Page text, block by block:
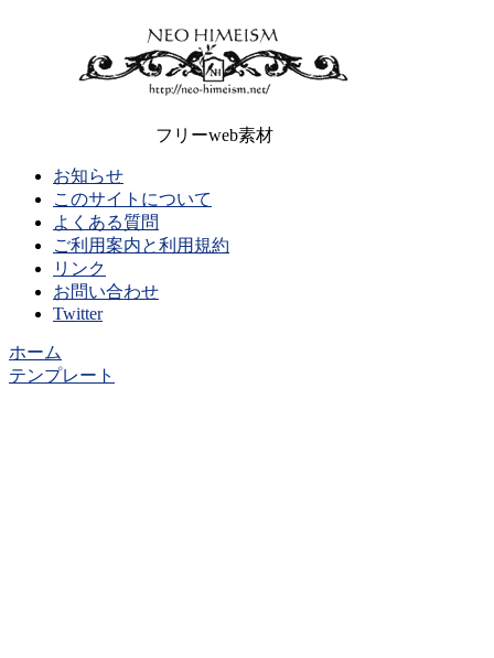
フリーweb素材
お知らせ
このサイトについて
よくある質問
ご利用案内と利用規約
リンク
お問い合わせ
Twitter
ホーム
テンプレート